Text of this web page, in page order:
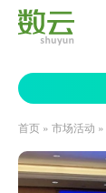
首页 » 市场活动 »